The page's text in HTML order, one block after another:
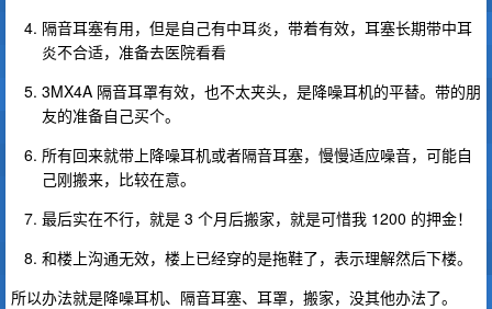
隔音耳塞有用，但是自己有中耳炎，带着有效，耳塞长期带中耳
炎不合适，准备去医院看看
3MX4A 隔音耳罩有效，也不太夹头，是降噪耳机的平替。带的朋
友的准备自己买个。
所有回来就带上降噪耳机或者隔音耳塞，慢慢适应噪音，可能自
己刚搬来，比较在意。
最后实在不行，就是 3 个月后搬家，就是可惜我 1200 的押金！
和楼上沟通无效，楼上已经穿的是拖鞋了，表示理解然后下楼。
所以办法就是降噪耳机、隔音耳塞、耳罩，搬家，没其他办法了。